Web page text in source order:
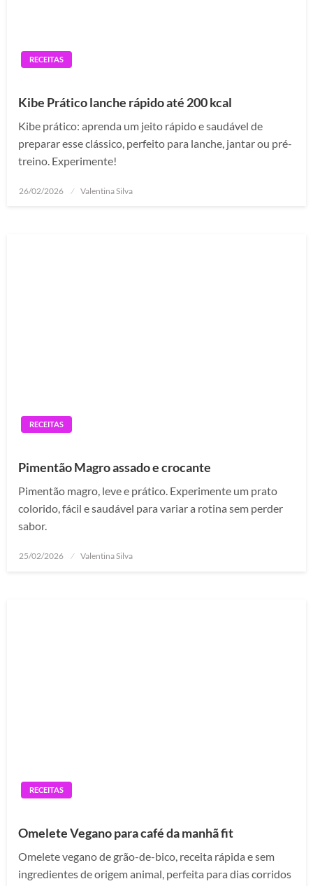
RECEITAS
Kibe Prático lanche rápido até 200 kcal
Kibe prático: aprenda um jeito rápido e saudável de
preparar esse clássico, perfeito para lanche, jantar ou pré-
treino. Experimente!
Posted
26/02/2026 Valentina Silva
RECEITAS
Pimentão Magro assado e crocante
Pimentão magro, leve e prático. Experimente um prato
colorido, fácil e saudável para variar a rotina sem perder
sabor.
Posted
25/02/2026 Valentina Silva
RECEITAS
Omelete Vegano para café da manhã fit
Omelete vegano de grão-de-bico, receita rápida e sem
ingredientes de origem animal, perfeita para dias corridos